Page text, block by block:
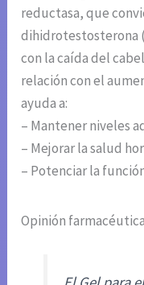
reductasa, que
dihidrotestosterona
con la caída del
relación con el
ayuda a:
– Mantener niveles
– Mejorar la salud
– Potenciar la
Opinión farmacéutica